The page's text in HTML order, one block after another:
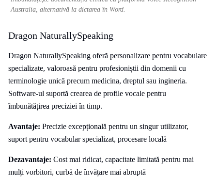
Australia, alternativă la dictarea în Word.
Dragon NaturallySpeaking
Dragon NaturallySpeaking oferă personalizare pentru vocabulare
specializate, valoroasă pentru profesioniștii din domenii cu
terminologie unică precum medicina, dreptul sau ingineria.
Software-ul suportă crearea de profile vocale pentru
îmbunătățirea preciziei în timp.
Avantaje: Precizie excepțională pentru un singur utilizator,
suport pentru vocabular specializat, procesare locală
Dezavantaje: Cost mai ridicat, capacitate limitată pentru mai
mulți vorbitori, curbă de învățare mai abruptă